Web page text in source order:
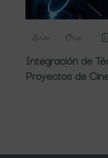
Autor Tags
Integración de
Proyectos de